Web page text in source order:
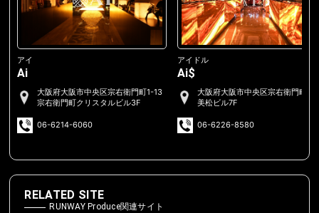
アイ
Ai
大阪府大阪市中央区宗右衛門町1-13
宗右衛門町クリスタルビル3F
06-6214-6060
アイドル
Ai$
大阪府大阪市中央区宗右衛門町2-
美松ビル7F
06-6226-8580
RELATED SITE
RUNWAY Produce関連サイト